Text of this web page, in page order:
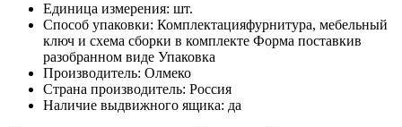
Единица измерения: шт.
Способ упаковки: Комплектацияфурнитура, мебельный
ключ и схема сборки в комплекте Форма поставкив
разобранном виде Упаковка
Производитель: Олмеко
Страна производитель: Россия
Наличие выдвижного ящика: да